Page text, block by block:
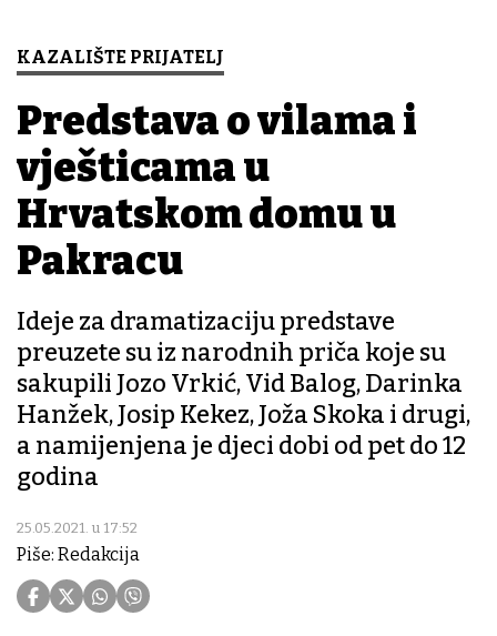
KAZALIŠTE PRIJATELJ
Predstava o vilama i
vješticama u
Hrvatskom domu u
Pakracu
Ideje za dramatizaciju predstave
preuzete su iz narodnih priča koje su
sakupili Jozo Vrkić, Vid Balog, Darinka
Hanžek, Josip Kekez, Joža Skoka i drugi,
a namijenjena je djeci dobi od pet do 12
godina
25.05.2021. u 17:52
Piše: Redakcija